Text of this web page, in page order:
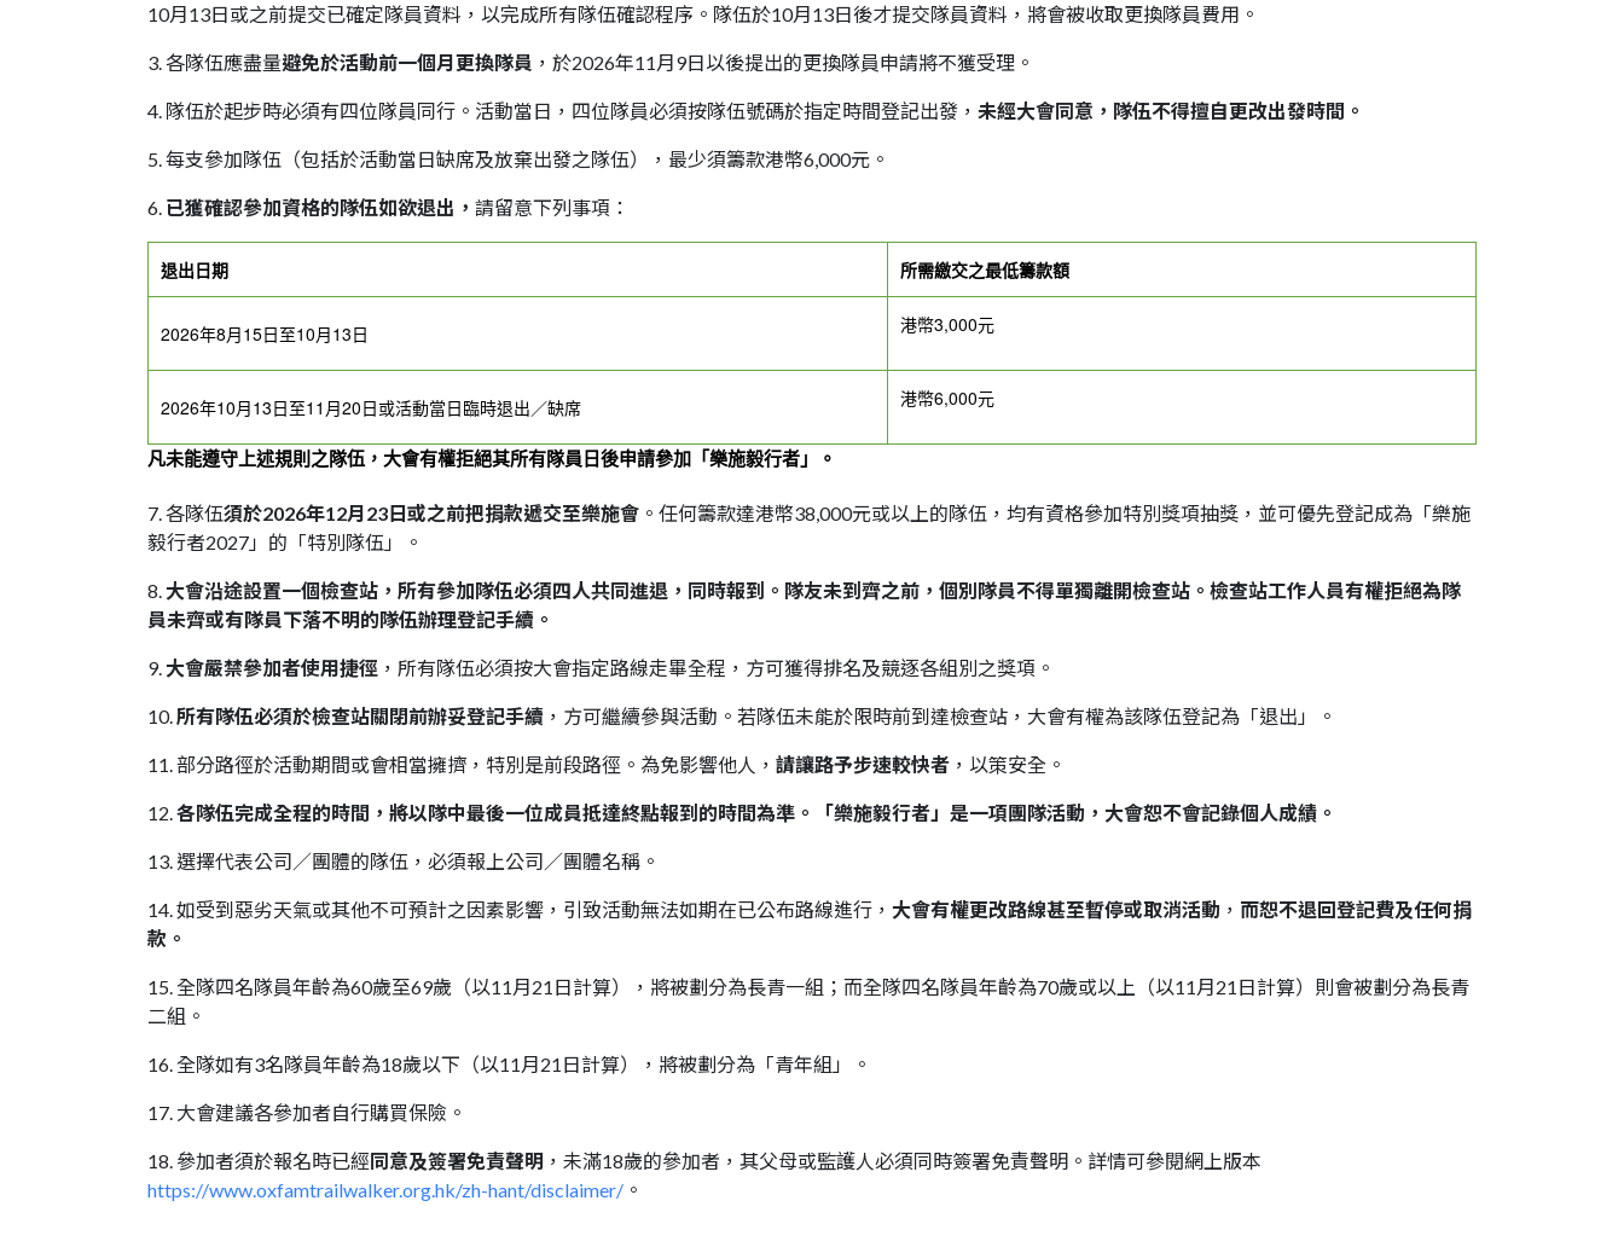
10月13日或之前提交已確定隊員資料，以完成所有隊伍確認程序。隊伍於10月13日後才提交隊員資料，將會被收取更換隊員費用。
3. 各隊伍應盡量避免於活動前一個月更換隊員 ，於2026年11月9日以後提出的更換隊員申請將不獲受理。
4. 隊伍於起步時必須有四位隊員同行。活動當日，四位隊員必須按隊伍號碼於指定時間登記出發， 未經大會同意，隊伍不得擅自更改出發時間。
5. 每支參加隊伍（包括於活動當日缺席及放棄出發之隊伍），最少須籌款港幣6,000元 。
6. 已獲確認參加資格的隊伍如欲退出， 請留意下列事項：
退出日期 所需繳交之最低籌款額
2026年8月15日至10月13日 港幣3,000元
2026年10月13日至11月20日或活動當日臨時退出／缺席 港幣6,000元
凡未能遵守上述規則之隊伍，大會有權拒絕其所有隊員日後申請參加「樂施毅行者」。
7. 各隊伍須於2026年12月23日或之前把捐款遞交至樂施會 。任何籌款達港幣38,000元或以上的隊伍，均有資格參加特別獎項抽獎，並可優先登記成為「樂施
毅行者2027」的「特別隊伍」。
8.大會沿途設置一個檢查站，所有參加隊伍必須四人共同進退，同時報到。 隊友未到齊之前，個別隊員不得單獨離開檢查站。檢查站工作人員有權拒絕為隊
員未齊或有隊員下落不明的隊伍辦理登記手續。
9.大會嚴禁參加者使用捷徑 ，所有隊伍必須按大會指定路線走畢全程，方可獲得排名及競逐各組別之獎項。
10.所有隊伍必須於檢查站關閉前辦妥登記手續 ，方可繼續參與活動。若隊伍未能於限時前到達檢查站，大會有權為該隊伍登記為「退出」。
11. 部分路徑於活動期間或會相當擁擠，特別是前段路徑。為免影響他人， 請讓路予步速較快者 ，以策安全。
12.各隊伍完成全程的時間，將以隊中最後一位成員抵達終點報到的時間為準。「樂施毅行者」是一項團隊活動，大會恕不會記錄個人成績。
13. 選擇代表公司／團體的隊伍，必須報上公司／團體名稱。
14. 如受到惡劣天氣或其他不可預計之因素影響，引致活動無法如期在已公布路線進行， 大會有權更改路線甚至暫停或取消活動 ， 而恕不退回登記費及任何捐
款。
15. 全隊四名隊員年齡為60歲至69歲（以11月21日計算），將被劃分為長青一組；而全隊四名隊員年齡為70歲或以上 （以11月21日計算） 則會被劃分為長青
二組。
16. 全隊如有3名隊員年齡為18歲以下（以11月21日計算），將被劃分為「青年組」。
17. 大會建議各參加者自行購買保險。
18. 參加者須於報名時已經同意及簽署免責聲明 ，未滿18歲的參加者，其父母或監護人必須同時簽署免責聲明。詳情可參閱網上版本
https://www.oxfamtrailwalker.org.hk/zh-hant/disclaimer/ 。